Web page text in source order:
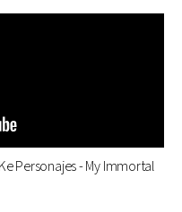
Ke Personajes - My Immortal